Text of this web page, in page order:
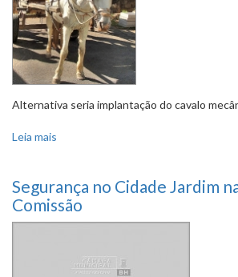
Alternativa seria implantação do cavalo
Leia mais
Segurança no Cidade Jardim
Comissão